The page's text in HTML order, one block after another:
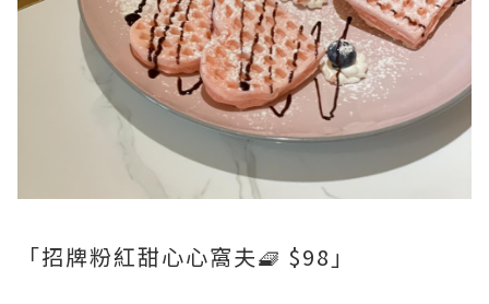
「招牌粉紅甜心心窩夫🧇 $98」